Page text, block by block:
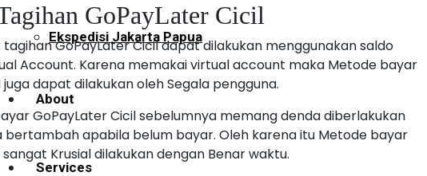
Ekspedisi Jakarta Papua
About
Services
GoPayLater Cicil
GoPayLater Cicil dapat dilakukan menggunakan saldo
Account. Karena memakai virtual account maka Metode bayar
dapat dilakukan oleh Segala pengguna.
GoPayLater Cicil sebelumnya memang denda diberlakukan
bertambah apabila belum bayar. Oleh karena itu Metode bayar
Krusial dilakukan dengan Benar waktu.